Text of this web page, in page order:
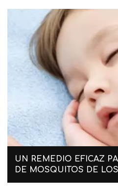
UN REMEDIO EFICAZ
DE MOSQUITOS DE